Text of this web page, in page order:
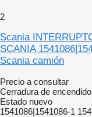
2
Scania
SCANIA
Scania camión
Precio a consultar
Cerradura de encendido
Estado nuevo
1541086|1541086-1